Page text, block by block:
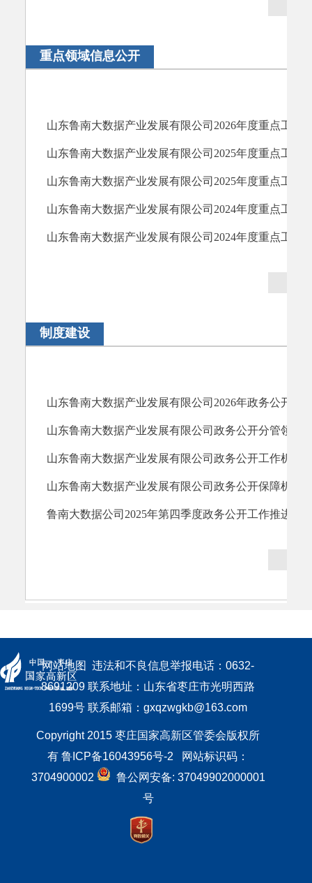
网站地图
  违法和不良信息举报电话：0632-
8691209 联系地址：山东省枣庄市光明西路
1699号 联系邮箱：gxqzwgkb@163.com
Copyright 2015 枣庄国家高新区管委会版权所
有 鲁ICP备16043956号-2
网站标识码：
3704900002
  鲁公网安备: 37049902000001
号